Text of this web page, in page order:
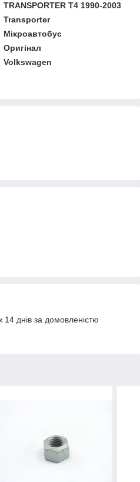
TRANSPORTER T4 1990-2003
Transporter
Мікроавтобус
Оригінал
Volkswagen
днів за домовленістю